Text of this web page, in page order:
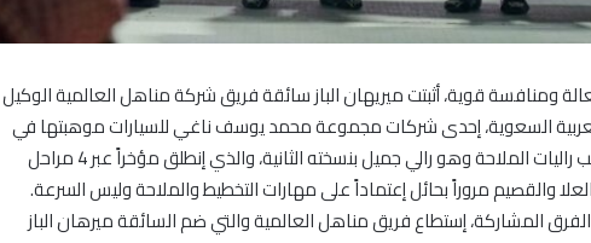
مشاركة فعالة ومنافسة قوية، أثبتت ميريهان الباز سائقة فريق شركة مناهل العالمية الوكيل
السعوية، إحدى شركات مجموعة محمد يوسف ناغي للسيارات موهبتها في
القيادة واستطاعت إنهاء واحد من أصعب راليات الملاحة وهو رالي جميل بنسخته الثانية، والذي إنطلق مؤخراً عبر 4 مراحل
والقصيم مروراً بحائل إعتماداً على مهارات التخطيط والملاحة وليس السرعة.
الفرق المشاركة، إستطاع فريق مناهل العالمية والتي ضم السائقة ميرهان الباز